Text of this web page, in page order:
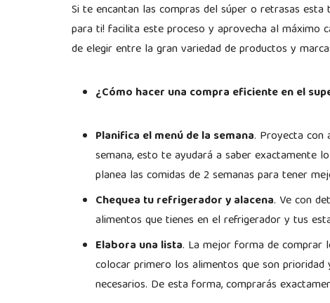
Si te encantan las compras del súper o retrasas
para ti! facilita este proceso y aprovecha al máximo
de elegir entre la gran variedad de productos y
¿Cómo hacer una compra eficiente en el
Planifica el menú de la semana. Proyecta con
semana, esto te ayudará a saber exactamente
planea las comidas de 2 semanas para tener
Chequea tu refrigerador y alacena. Ve con
alimentos que tienes en el refrigerador y tus
Elabora una lista. La mejor forma de comprar
colocar primero los alimentos que son
necesarios. De esta forma, comprarás